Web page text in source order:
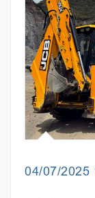
04/07/2025